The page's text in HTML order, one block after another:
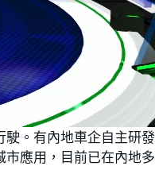
駛。有內地車企自主研
應用，目前已在內地